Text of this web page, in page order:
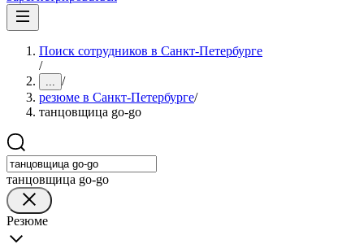
Поиск сотрудников в Санкт-Петербурге
/
... /
резюме в Санкт-Петербурге/
танцовщица go-go
танцовщица go-go
Резюме